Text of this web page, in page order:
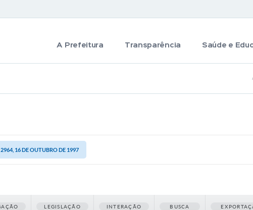
A Prefeitura Transparência Saúde e
16 DE OUTUBRO DE 1997
LEGISLAÇÃO INTERAÇÃO BUSCA